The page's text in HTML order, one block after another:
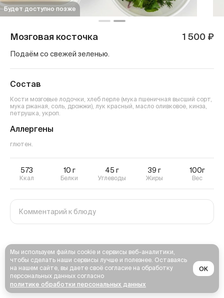
Будет доступно позже
Мозговая косточка 1 500 ₽
Подаём со свежей зеленью.
Состав
Кости мозговые лодочки, хлеб перле (мука пшеничная высший сорт,
мука ржаная, соль, дрожжи), лук красный, масло оливковое, кинза,
петрушка, укроп.
Аллергены
глютен
573
Ккал
10 г
Белки
45 г
Углеводы
39 г
Жиры
100г
Вес
Мы используем файлы cookie и сервисы веб-аналитики,
чтобы сделать наши сервисы лучше и полезнее. Оставаясь
на нашем сайте, вы даете своё согласие на обработку
персональных данных согласно
политике обработки персональных данных
OK